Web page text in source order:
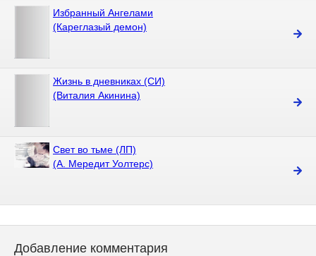
Избранный Ангелами
(Кареглазый демон)
Жизнь в дневниках (СИ)
(Виталия Акинина)
Свет во тьме (ЛП)
(А. Мередит Уолтерс)
Добавление комментария